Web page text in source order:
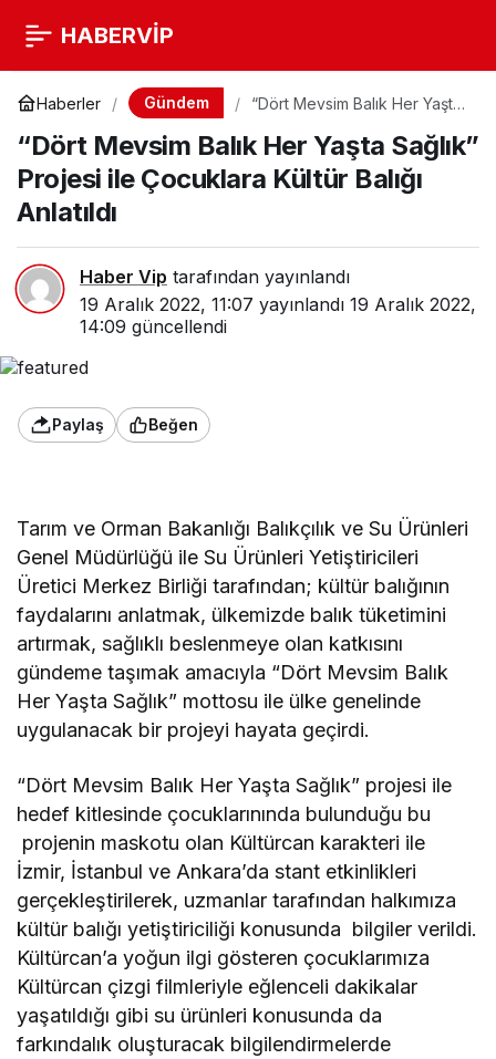
HABERVİP
Haberler Gündem
“Dört Mevsim Balık Her Yaşta
Kültür Balığı Anlatıldı
“Dört Mevsim Balık Her Yaşta Sağlık”
Projesi ile Çocuklara Kültür Balığı
Anlatıldı
Haber Vip tarafından yayınlandı
19 Aralık 2022, 11:07 yayınlandı 19 Aralık 2022,
14:09 güncellendi
Paylaş Beğen
Tarım ve Orman Bakanlığı Balıkçılık ve Su Ürünleri
Genel Müdürlüğü ile Su Ürünleri Yetiştiricileri
Üretici Merkez Birliği tarafından; kültür balığının
faydalarını anlatmak, ülkemizde balık tüketimini
artırmak, sağlıklı beslenmeye olan katkısını
gündeme taşımak amacıyla “Dört Mevsim Balık
Her Yaşta Sağlık” mottosu ile ülke genelinde
uygulanacak bir projeyi hayata geçirdi.
“Dört Mevsim Balık Her Yaşta Sağlık” projesi ile
hedef kitlesinde çocuklarınında bulunduğu bu
projenin maskotu olan Kültürcan karakteri ile
İzmir, İstanbul ve Ankara’da stant etkinlikleri
gerçekleştirilerek, uzmanlar tarafından halkımıza
kültür balığı yetiştiriciliği konusunda bilgiler verildi.
Kültürcan’a yoğun ilgi gösteren çocuklarımıza
Kültürcan çizgi filmleriyle eğlenceli dakikalar
yaşatıldığı gibi su ürünleri konusunda da
farkındalık oluşturacak bilgilendirmelerde